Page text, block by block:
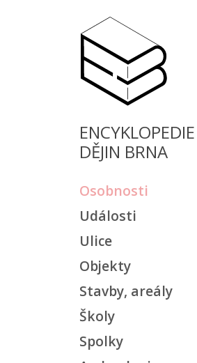
ENCYKLOPEDIE
DĚJIN BRNA
Osobnosti
Události
Ulice
Objekty
Stavby, areály
Školy
Spolky